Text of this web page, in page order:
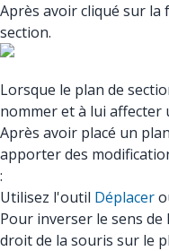
Après avoir cliqué sur la
section.
Lorsque le plan de
nommer et à lui affecter
Après avoir placé un
apporter des
:
Utilisez l'outil Déplacer
Pour inverser le sens de
droit de la souris sur le